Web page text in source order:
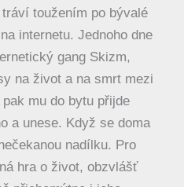
toužením po bývalé
internetu. Jednoho dne
gang Skizm,
na život a na smrt mezi
mu do bytu přijde
a unese. Když se doma
nadílku. Pro
hra o život, obzvlášť